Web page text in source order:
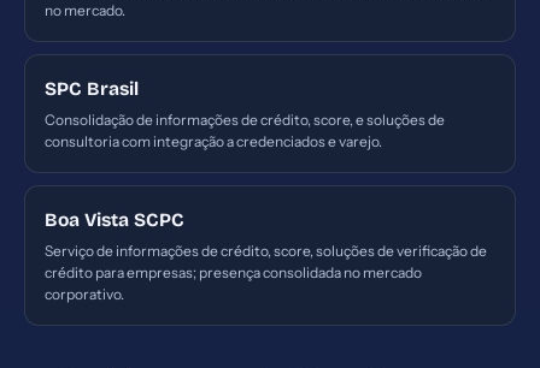
no mercado.
SPC Brasil
Consolidação de informações de crédito, score, e soluções de
consultoria com integração a credenciados e varejo.
Boa Vista SCPC
Serviço de informações de crédito, score, soluções de verificação de
crédito para empresas; presença consolidada no mercado
corporativo.